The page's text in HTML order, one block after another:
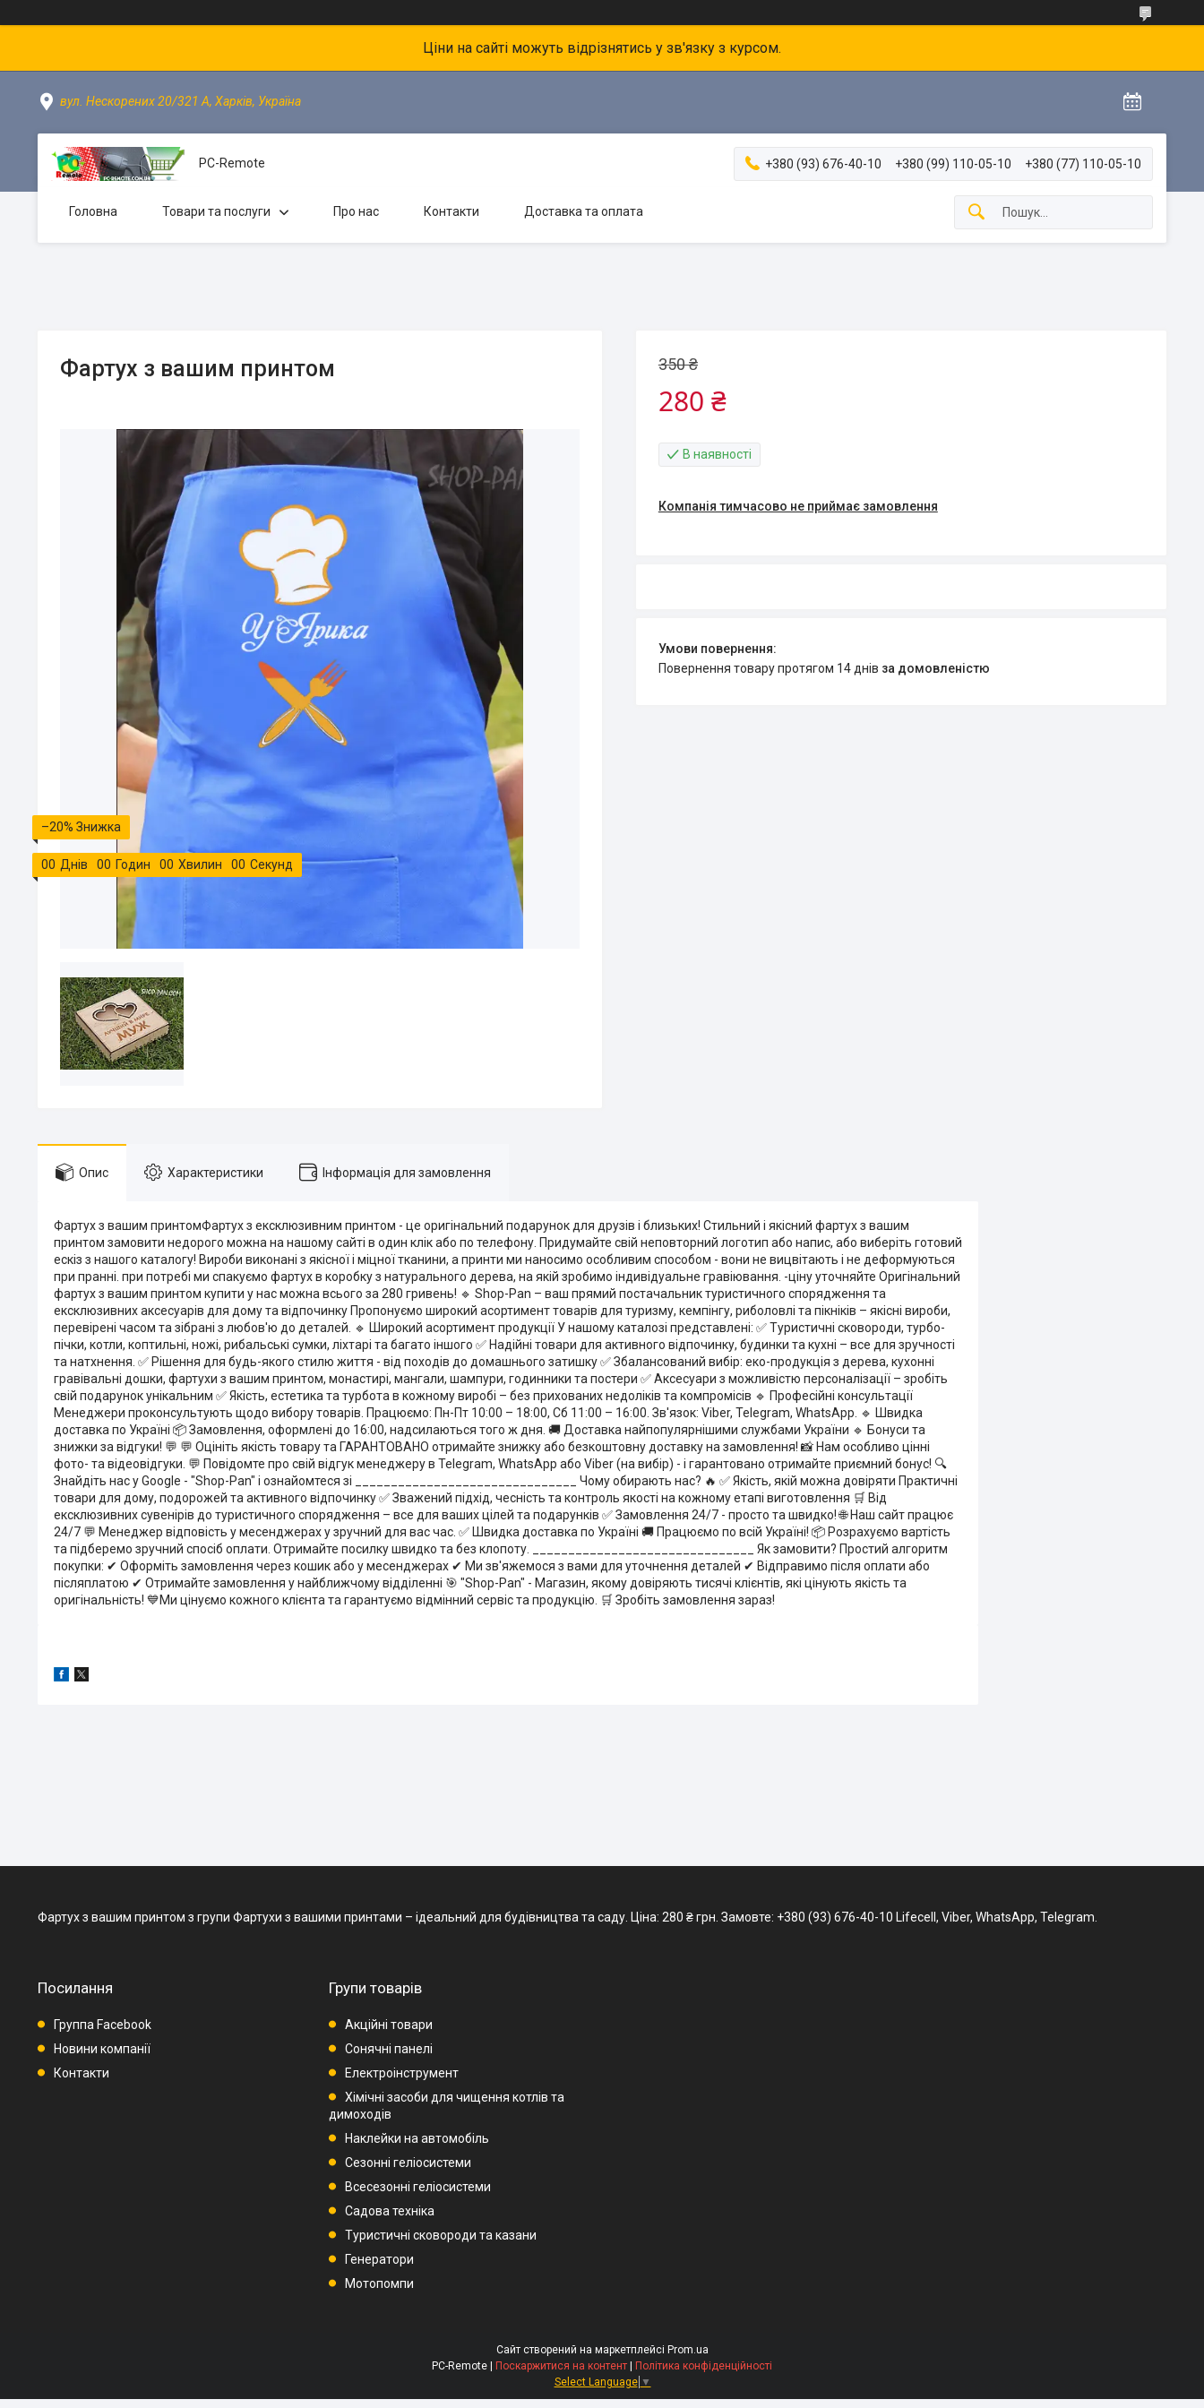
Ціни на сайті можуть відрізнятись у зв'язку з курсом.
вул. Нескорених 20/321 А, Харків, Україна
PC-Remote +380 (93) 676-40-10 +380 (99) 110-05-10 +380 (77) 110-05-10
Головна Товари та послуги Про нас Контакти Доставка та оплата
Фартух з вашим принтом
–20%
00 Днів 00 Годин 00 Хвилин 00 Секунд
350 ₴
280 ₴
В наявності
Компанія тимчасово не приймає замовлення
повернення товару протягом 14 днів за домовленістю
Опис Характеристики Інформація для замовлення
Фартух з вашим принтомФартух з ексклюзивним принтом - це оригінальний подарунок для друзів і близьких! Стильний і якісний фартух з вашим
принтом замовити недорого можна на нашому сайті в один клік або по телефону. Придумайте свій неповторний логотип або напис, або виберіть готовий
ескіз з нашого каталогу! Вироби виконані з якісної і міцної тканини, а принти ми наносимо особливим способом - вони не вицвітають і не деформуються
при пранні. при потребі ми спакуємо фартух в коробку з натурального дерева, на якій зробимо індивідуальне гравіювання. -ціну уточняйте Оригінальний
фартух з вашим принтом купити у нас можна всього за 280 гривень! 🔹 Shop-Pan – ваш прямий постачальник туристичного спорядження та
ексклюзивних аксесуарів для дому та відпочинку Пропонуємо широкий асортимент товарів для туризму, кемпінгу, риболовлі та пікніків – якісні вироби,
перевірені часом та зібрані з любов'ю до деталей. 🔹 Широкий асортимент продукції У нашому каталозі представлені: ✅ Туристичні сковороди, турбо-
пічки, котли, коптильні, ножі, рибальські сумки, ліхтарі та багато іншого ✅ Надійні товари для активного відпочинку, будинки та кухні – все для зручності
та натхнення. ✅ Рішення для будь-якого стилю життя - від походів до домашнього затишку ✅ Збалансований вибір: еко-продукція з дерева, кухонні
гравівальні дошки, фартухи з вашим принтом, монастирі, мангали, шампури, годинники та постери ✅ Аксесуари з можливістю персоналізації – зробіть
свій подарунок унікальним ✅ Якість, естетика та турбота в кожному виробі – без прихованих недоліків та компромісів 🔹 Професійні консультації
Менеджери проконсультують щодо вибору товарів. Працюємо: Пн-Пт 10:00 – 18:00, Сб 11:00 – 16:00. Зв'язок: Viber, Telegram, WhatsApp. 🔹 Швидка
доставка по Україні 📦 Замовлення, оформлені до 16:00, надсилаються того ж дня. 🚚 Доставка найпопулярнішими службами України 🔹 Бонуси та
знижки за відгуки! 💬 💬 Оцініть якість товару та ГАРАНТОВАНО отримайте знижку або безкоштовну доставку на замовлення! 📸 Нам особливо цінні
фото- та відеовідгуки. 💬 Повідомте про свій відгук менеджеру в Telegram, WhatsApp або Viber (на вибір) - і гарантовано отримайте приємний бонус! 🔍
Знайдіть нас у Google - "Shop-Pan" і ознайомтеся зі _______________________________ Чому обирають нас? 🔥 ✅ Якість, якій можна довіряти Практичні
товари для дому, подорожей та активного відпочинку ✅ Зважений підхід, чесність та контроль якості на кожному етапі виготовлення 🛒 Від
ексклюзивних сувенірів до туристичного спорядження – все для ваших цілей та подарунків ✅ Замовлення 24/7 - просто та швидко! 🌐 Наш сайт працює
24/7 💬 Менеджер відповість у месенджерах у зручний для вас час. ✅ Швидка доставка по Україні 🚚 Працюємо по всій Україні! 📦 Розрахуємо вартість
та підберемо зручний спосіб оплати. Отримайте посилку швидко та без клопоту. _______________________________ Як замовити? Простий алгоритм
покупки: ✔ Оформіть замовлення через кошик або у месенджерах ✔ Ми зв'яжемося з вами для уточнення деталей ✔ Відправимо після оплати або
післяплатою ✔ Отримайте замовлення у найближчому відділенні 🎯 "Shop-Pan" - Магазин, якому довіряють тисячі клієнтів, які цінують якість та
оригінальність! 💙Ми цінуємо кожного клієнта та гарантуємо відмінний сервіс та продукцію. 🛒 Зробіть замовлення зараз!
Фартух з вашим принтом з групи Фартухи з вашими принтами – ідеальний для будівництва та саду. Ціна: 280 ₴ грн. Замовте: +380 (93) 676-40-10 Lifecell, Viber, WhatsApp, Telegram.
Посилання
Группа Facebook
Новини компанії
Контакти
Групи товарів
Акційні товари
Сонячні панелі
Електроінструмент
Хімічні засоби для чищення котлів та
димоходів
Наклейки на автомобіль
Сезонні геліосистеми
Всесезонні геліосистеми
Садова техніка
Туристичні сковороди та казани
Генератори
Мотопомпи
Сайт створений на маркетплейсі Prom.ua
PC-Remote | Поскаржитися на контент | Політика конфіденційності
Select Language ▼